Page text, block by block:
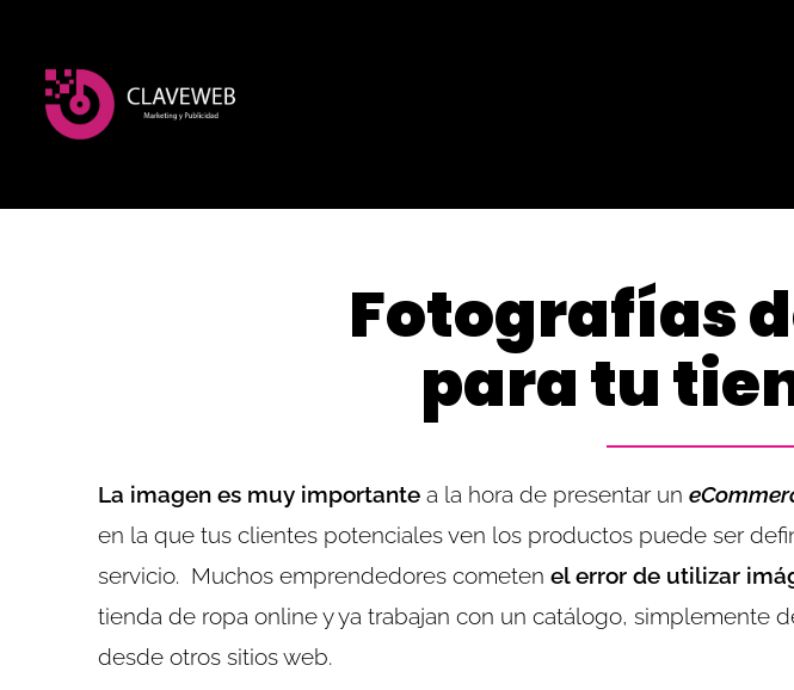
Fotografías
para tu
La imagen es muy importante a la hora de presentar un
en la que tus clientes potenciales ven los productos puede ser
servicio. Muchos emprendedores cometen el error de utilizar
tienda de ropa online y ya trabajan con un catálogo, simplemente
desde otros sitios web.